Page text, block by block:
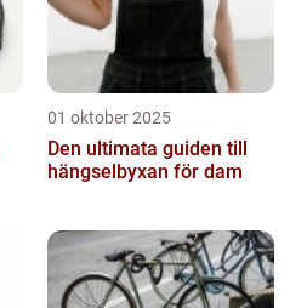
01 oktober 2025
Den ultimata guiden till
hängselbyxan för dam